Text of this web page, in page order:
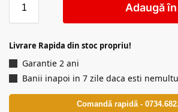
Adaugă
Livrare Rapida din stoc propriu!
Garantie 2 ani
Banii inapoi in 7 zile daca esti
Comandă rapidă -